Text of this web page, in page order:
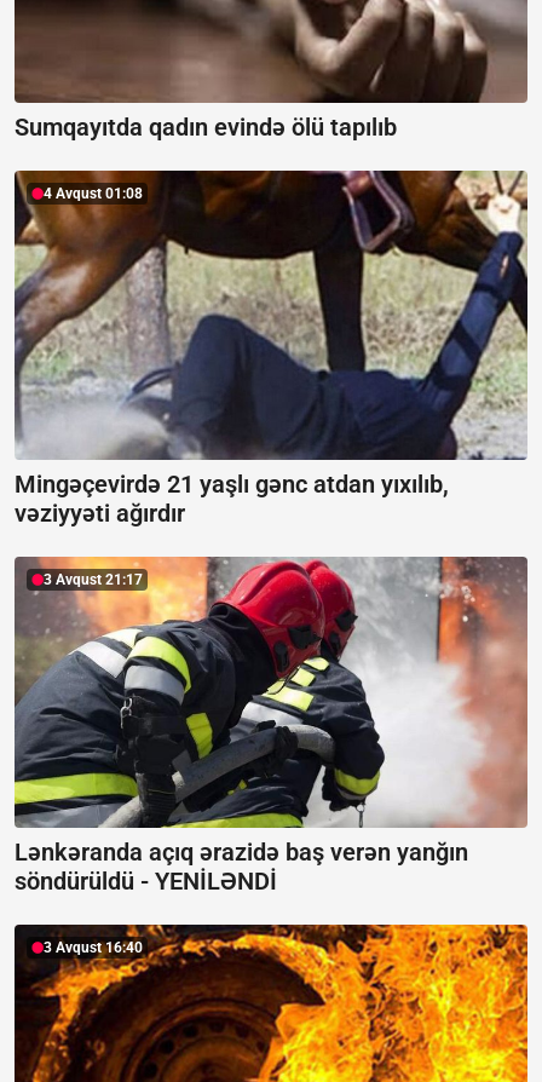
Sumqayıtda qadın evində ölü tapılıb
4 Avqust 01:08
Mingəçevirdə 21 yaşlı gənc atdan yıxılıb,
vəziyyəti ağırdır
3 Avqust 21:17
Lənkəranda açıq ərazidə baş verən yanğın
söndürüldü - YENİLƏNDİ
3 Avqust 16:40